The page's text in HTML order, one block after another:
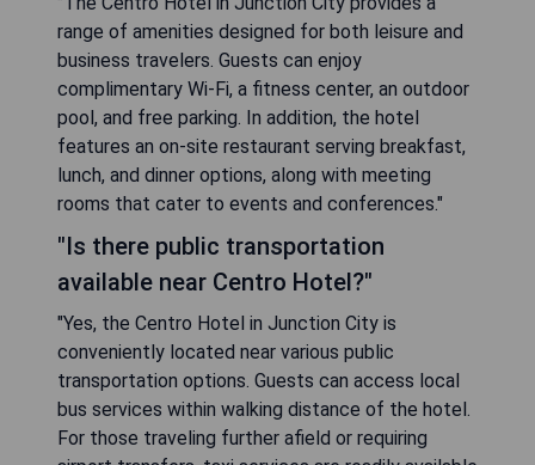
range of amenities designed for both leisure and
business travelers. Guests can enjoy
complimentary Wi-Fi, a fitness center, an outdoor
pool, and free parking. In addition, the hotel
features an on-site restaurant serving breakfast,
lunch, and dinner options, along with meeting
rooms that cater to events and conferences."
"Is there public transportation
available near Centro Hotel?"
"Yes, the Centro Hotel in Junction City is
conveniently located near various public
transportation options. Guests can access local
bus services within walking distance of the hotel.
For those traveling further afield or requiring